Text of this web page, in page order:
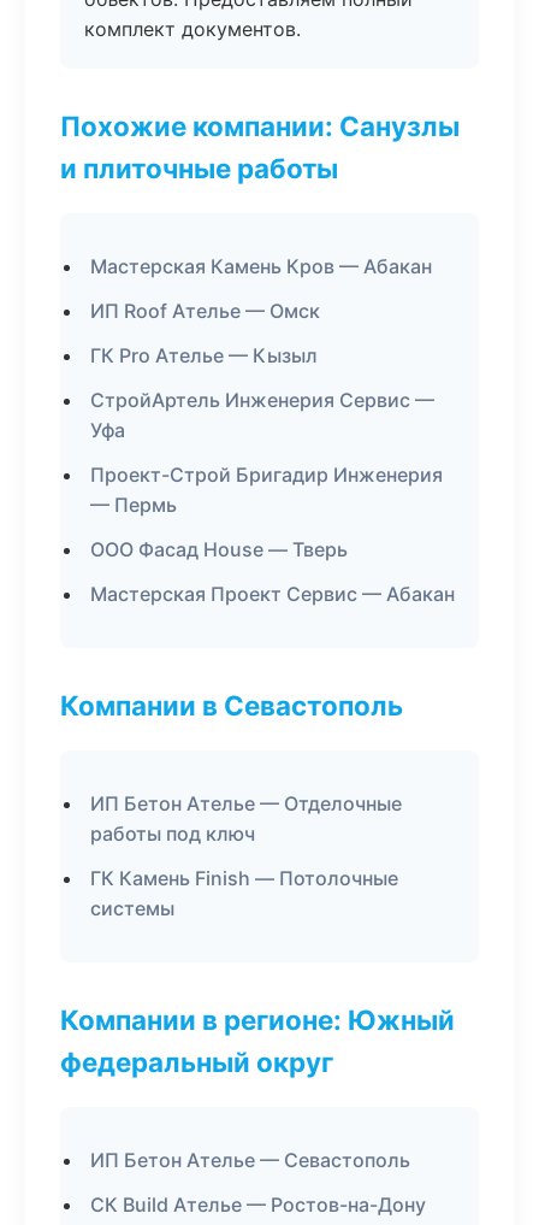
комплект документов.
Похожие компании: Санузлы
и плиточные работы
Мастерская Камень Кров — Абакан
ИП Roof Ателье — Омск
ГК Pro Ателье — Кызыл
СтройАртель Инженерия Сервис —
Уфа
Проект-Строй Бригадир Инженерия
— Пермь
ООО Фасад House — Тверь
Мастерская Проект Сервис — Абакан
Компании в Севастополь
ИП Бетон Ателье — Отделочные
работы под ключ
ГК Камень Finish — Потолочные
системы
Компании в регионе: Южный
федеральный округ
ИП Бетон Ателье — Севастополь
СК Build Ателье — Ростов-на-Дону